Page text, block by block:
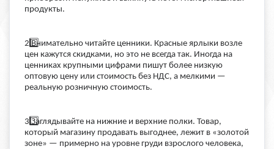
продукты.
2️ Внимательно читайте ценники. Красные ярлыки возле
цен кажутся скидками, но это не всегда так. Иногда на
ценниках крупными цифрами пишут более низкую
оптовую цену или стоимость без НДС, а мелкими —
реальную розничную стоимость.
3️ Заглядывайте на нижние и верхние полки. Товар,
который магазину продавать выгоднее, лежит в «золотой
зоне» — примерно на уровне груди взрослого человека,